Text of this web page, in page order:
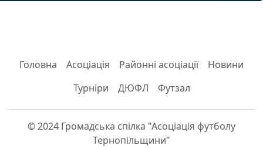
Головна Асоціація Районні асоціації
Новини
Турніри
ДЮФЛ Футзал
© 2024 Громадська спілка "Асоціація футболу
Тернопільщини"